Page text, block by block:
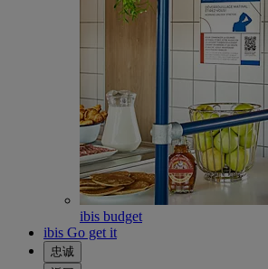
ibis budget
ibis Go get it
忠诚